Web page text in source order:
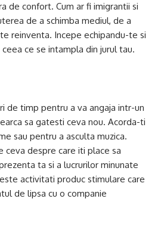
de confort. Cum ar fi imigrantii si
de a schimba mediul, de a
reinventa. Incepe echipandu-te si
ce se intampla din jurul tau.
de timp pentru a va angaja intr-un
sa gatesti ceva nou. Acorda-ti
sau pentru a asculta muzica.
ceva despre care iti place sa
ta si a lucrurilor minunate
activitati produc stimulare care
de lipsa cu o companie